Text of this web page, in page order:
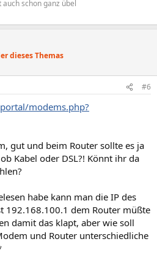
schon ganz übel
dieses Themas
#6
modems.php?
gut und beim Router sollte es ja
Kabel oder DSL?! Könnt ihr da
habe kann man die IP des
192.168.100.1 dem Router müßte
damit das klapt, aber wie soll
und Router unterschiedliche